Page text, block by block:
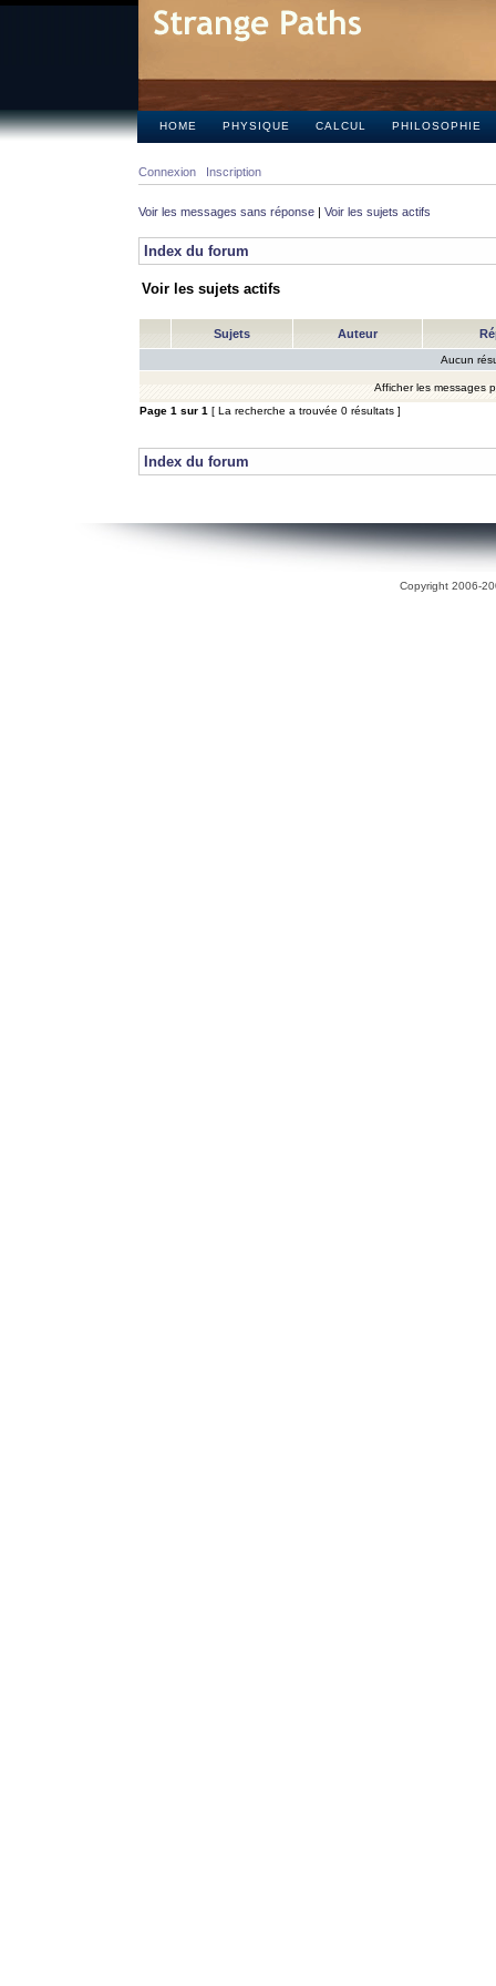
HOME PHYSIQUE CALCUL PHILOSOPHIE
Connexion Inscription
Voir les messages sans réponse | Voir les sujets actifs
Index du forum
Voir les sujets actifs
Sujets Auteur
Aucun
Afficher les messages
Page 1 sur 1 [ La recherche a trouvée 0 résultats ]
Index du forum
Copyright 2006-